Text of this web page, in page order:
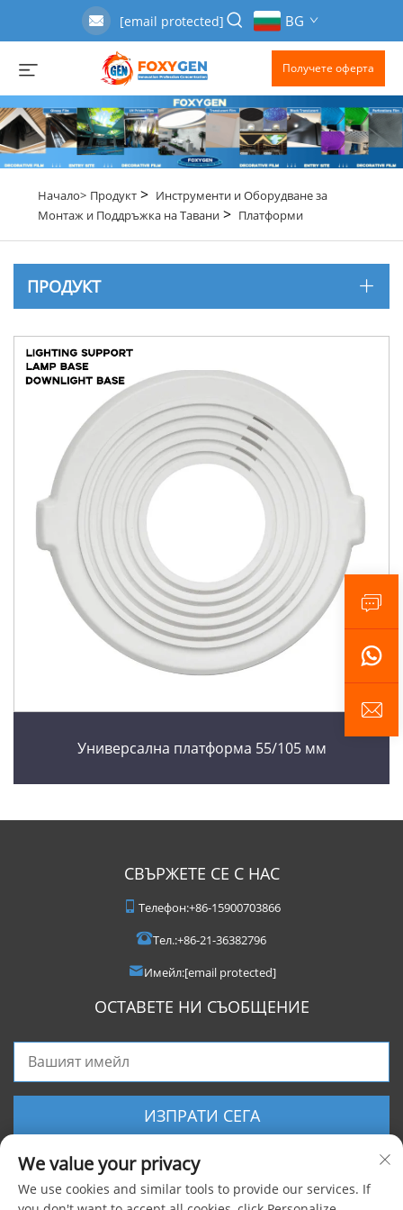
[email protected] BG
Получете оферта
Начало> Продукт> Инструменти и Оборудване за
Монтаж и Поддръжка на Тавани> Платформи
ПРОДУКТ
Универсална платформа 55/105 мм
СВЪРЖЕТЕ СЕ С НАС
Телефон:+86-15900703866
Тел.:+86-21-36382796
Имейл:[email protected]
ОСТАВЕТЕ НИ СЪОБЩЕНИЕ
ИЗПРАТИ СЕГА
We value your privacy
We use cookies and similar tools to provide our services. If